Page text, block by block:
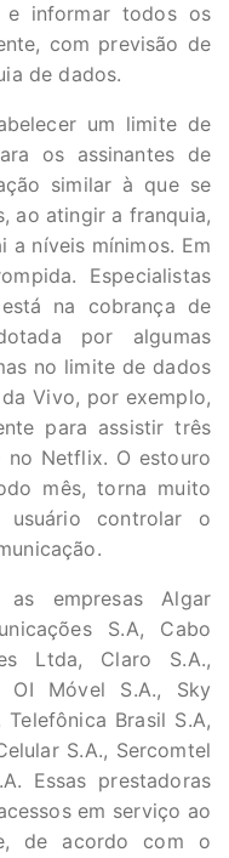
e informar todos os
com previsão de
de dados.
um limite de
os assinantes de
similar à que se
ao atingir a franquia,
a níveis mínimos. Em
Especialistas
na cobrança de
por algumas
no limite de dados
Vivo, por exemplo,
para assistir três
no Netflix. O estouro
mês, torna muito
controlar o
empresas Algar
S.A, Cabo
Ltda, Claro S.A.,
OI Móvel S.A., Sky
Brasil S.A,
S.A., Sercomtel
Essas prestadoras
em serviço ao
de acordo com o